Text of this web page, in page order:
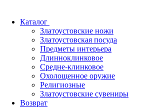
Каталог
Златоустовские ножи
Златоустовская посуда
Предметы интерьера
Длинноклинковое
Средне-клинковое
Охолощенное оружие
Религиозные
Златоустовские сувениры
Возврат